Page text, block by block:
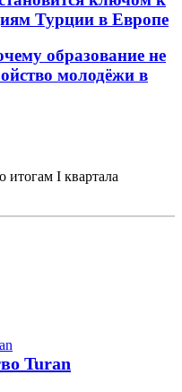
Турции в Европе
образование не
молодёжи в
I квартала
Turan